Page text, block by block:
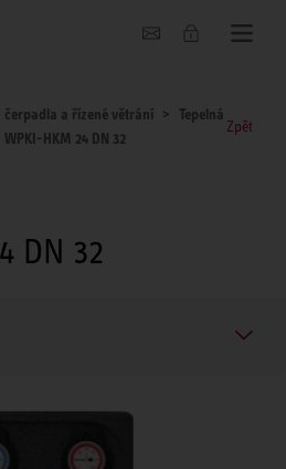
čerpadla a řízené větrání
Tepelná
WPKI-HKM 24 DN 32
Zpět
DN 32